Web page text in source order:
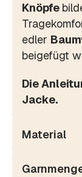
Knöpfe
edler
beigefügt
Die
Jacke.
Material